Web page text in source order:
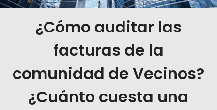
¿Cómo auditar las
facturas de la
comunidad de Vecinos?
¿Cuánto cuesta una